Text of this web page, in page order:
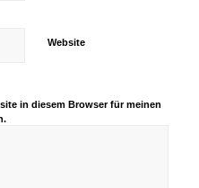
Website
in diesem Browser für meinen